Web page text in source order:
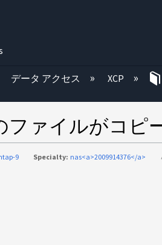
むデータ アクセス XCP
ファイルがコピ
9 Specialty: nas<a>2009914376</a>